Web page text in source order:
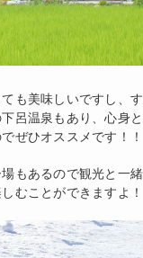
も美味しいですし、
呂温泉もあり、心身
ぜひオススメです！！
もあるので観光と一
むことができますよ！